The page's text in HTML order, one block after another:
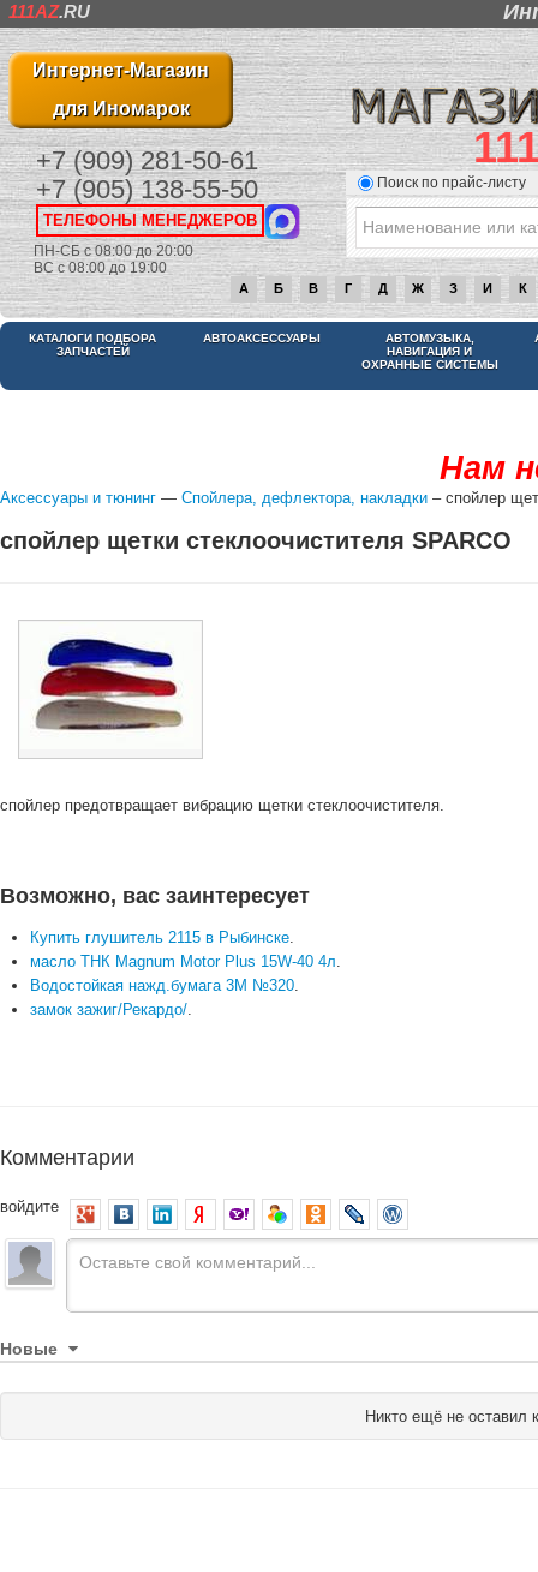
111AZ.RU
Интернет-Магазин
для Иномарок
+7 (909) 281-50-61
+7 (905) 138-55-50
ТЕЛЕФОНЫ МЕНЕДЖЕРОВ
ПН-СБ с 08:00 до 20:00
ВС с 08:00 до 19:00
Поиск по прайс-листу
А Б В Г Д Ж З И К
КАТАЛОГИ ПОДБОРА
ЗАПЧАСТЕЙ
АВТОАКСЕССУАРЫ
АВТОМУЗЫКА,
НАВИГАЦИЯ И
ОХРАННЫЕ СИСТЕМЫ
Нам
Аксессуары и тюнинг — Спойлера, дефлектора, накладки – спойлер
спойлер щетки стеклоочистителя SPARCO
спойлер предотвращает вибрацию щетки стеклоочистителя.
Возможно, вас заинтересует
Купить глушитель 2115 в Рыбинске.
масло ТНК Magnum Motor Plus 15W-40 4л.
Водостойкая нажд.бумага 3М №320.
замок зажиг/Рекардо/.
Комментарии
войдите
Новые
Никто ещё не оставил